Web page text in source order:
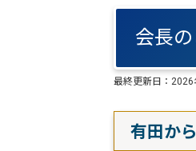
会長
最終更新日： 2026
有田か